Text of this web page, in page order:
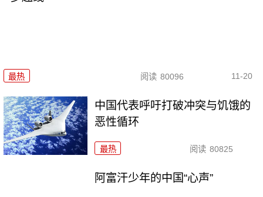
最热 阅读 80096 11-20
中国代表呼吁打破冲突与饥饿的
恶性循环
最热 阅读 80825
阿富汗少年的中国“心声”